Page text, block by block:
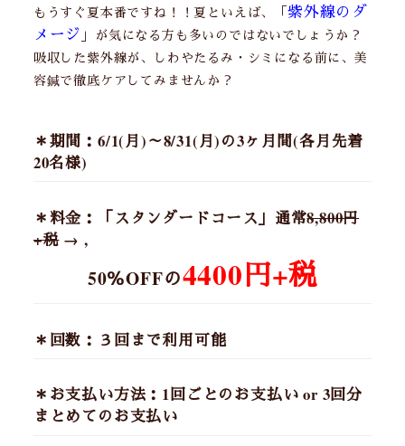
もうすぐ夏本番ですね！！夏といえば、「 紫外線のダ
メージ 」が気になる方も多いのではないでしょうか？
吸収した紫外線が、しわやたるみ・シミになる前に、美
容鍼で徹底ケアしてみませんか？
＊期間 ：6/1(月)～8/31(月)の3ヶ月間(各月先着
20名様)
＊料金 ：「スタンダードコース」通常8,800円
+税→ ,
50％OFFの4400円+税
＊回数 ：３回まで利用可能
＊お支払い方法 ：1回ごとのお支払い or 3回分
まとめてのお支払い